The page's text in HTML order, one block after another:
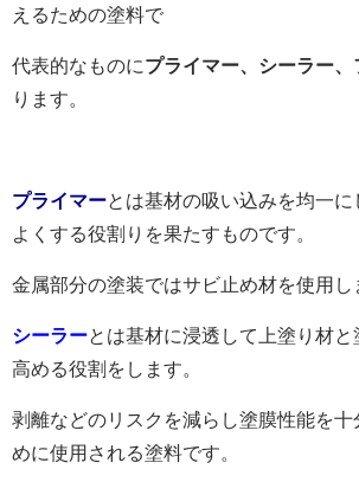
えるための塗料で
代表的なものにプライマー、シーラー、
ります。
プライマーとは基材の吸い込みを均一
よくする役割りを果たすものです。
金属部分の塗装ではサビ止め材を使用し
シーラーとは基材に浸透して上塗り材
高める役割をします。
剥離などのリスクを減らし塗膜性能を十
めに使用される塗料です。